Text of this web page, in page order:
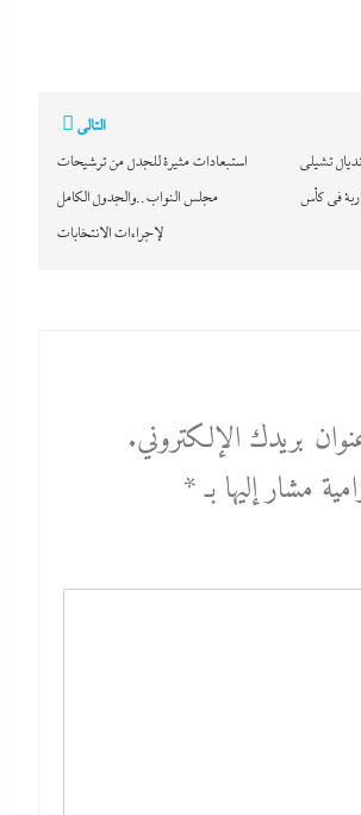
تشيلى
في كأس
التالي
استبعادات مثيرة للجدل من ترشيحات
مجلس النواب..والجدول الكامل
لإجراءات الانتخابات
بريدك الإلكتروني.
مشار إليها بـ*